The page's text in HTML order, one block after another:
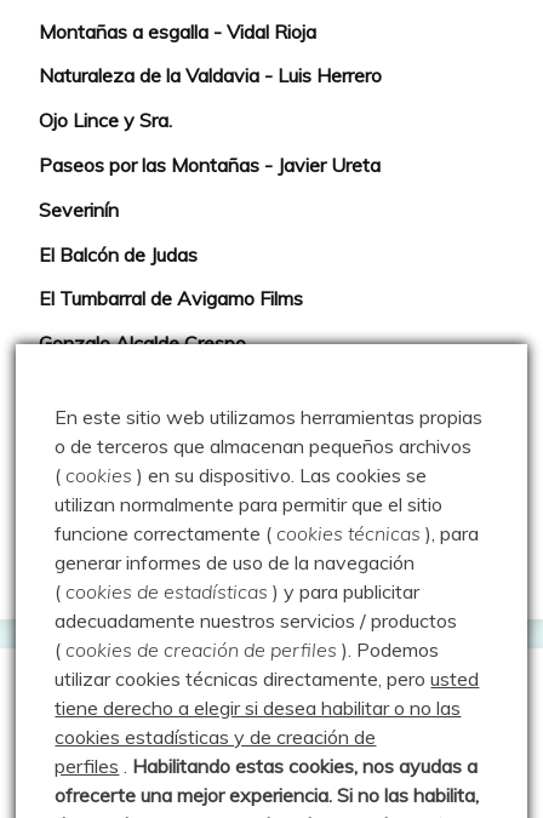
Montañas a esgalla - Vidal Rioja
Naturaleza de la Valdavia - Luis Herrero
Ojo Lince y Sra.
Paseos por las Montañas - Javier Ureta
Severinín
El Balcón de Judas
El Tumbarral de Avigamo Films
Gonzalo Alcalde Crespo
Montaña en libertad
Rutas y excursiones con niños
Valdeolea. Río Camesa, la vía azul
Aprendiz de sueños
Guías de Montaña
Manu - Entre Valles y Cumbre
En este sitio web utilizamos herramientas propias
o de terceros que almacenan pequeños archivos
(cookies ) en su dispositivo. Las cookies se
utilizan normalmente para permitir que el sitio
funcione correctamente (cookies técnicas ), para
generar informes de uso de la navegación
(cookies de estadísticas ) y para publicitar
adecuadamente nuestros servicios / productos
(cookies de creación de perfiles ). Podemos
utilizar cookies técnicas directamente, perousted
tiene derecho a elegir si desea habilitar o no las
cookies estadísticas y de creación de
perfiles . Habilitando estas cookies, nos ayudas a
ofrecerte una mejor experiencia. Si no las habilita,